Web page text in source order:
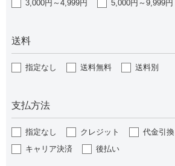
3,000円～4,999円
5,000円～9,999円
送料
指定なし 送料無料 送料別
支払方法
指定なし クレジット 代金引換
キャリア決済
後払い